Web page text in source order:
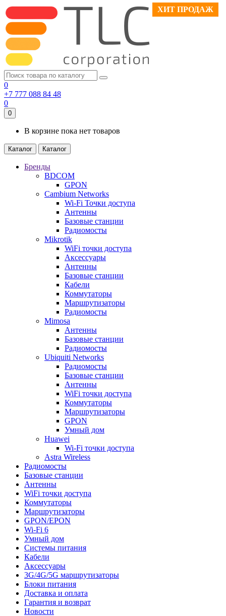
0
+7 777 088 84 48
0
0
В корзине пока нет товаров
Каталог Каталог
Бренды
BDCOM
GPON
Cambium Networks
Wi-Fi Точки доступа
Антенны
Базовые станции
Радиомосты
Mikrotik
WiFi точки доступа
Аксессуары
Антенны
Базовые станции
Кабели
Коммутаторы
Маршрутизаторы
Радиомосты
Mimosa
Антенны
Базовые станции
Радиомосты
Ubiquiti Networks
Радиомосты
Базовые станции
Антенны
WiFi точки доступа
Коммутаторы
Маршрутизаторы
GPON
Умный дом
Huawei
Wi-Fi точки доступа
Astra Wireless
Радиомосты
Базовые станции
Антенны
WiFi точки доступа
Коммутаторы
Маршрутизаторы
GPON/EPON
Wi-Fi 6
Умный дом
Системы питания
Кабели
Аксессуары
3G/4G/5G маршрутизаторы
Блоки питания
Доставка и оплата
Гарантия и возврат
Новости
ХИТ ПРОДАЖ
ХИТ ПРОДАЖ